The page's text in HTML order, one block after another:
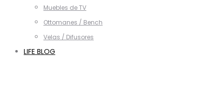
Muebles de TV
Ottomanes / Bench
Velas / Difusores
LIFE BLOG